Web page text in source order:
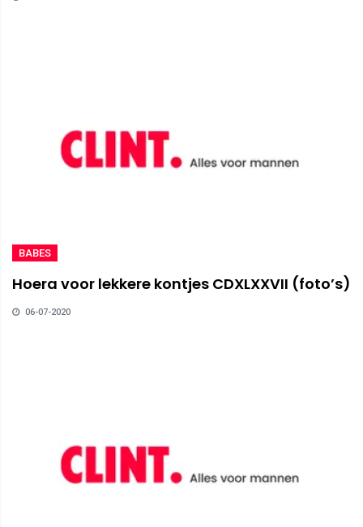
BABES
Hoera voor lekkere kontjes CDXLXXVII (foto’s)
06-07-2020